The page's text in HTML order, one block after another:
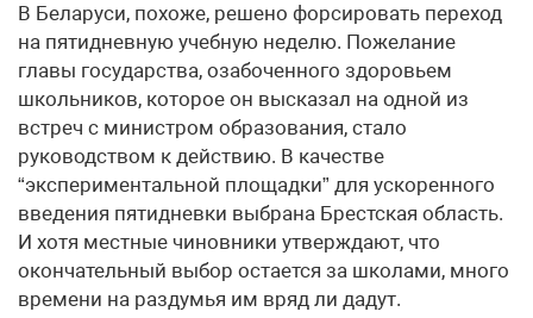
В Беларуси, похоже, решено форсировать переход
на пятидневную учебную неделю. Пожелание
главы государства, озабоченного здоровьем
школьников, которое он высказал на одной из
встреч с министром образования, стало
руководством к действию. В качестве
“экспериментальной площадки” для ускоренного
введения пятидневки выбрана Брестская область.
И хотя местные чиновники утверждают, что
окончательный выбор остается за школами, много
времени на раздумья им вряд ли дадут.